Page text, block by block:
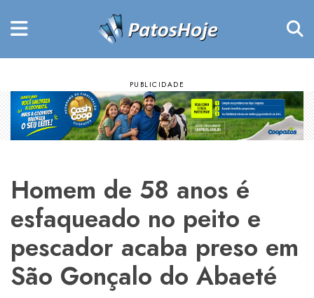
Homem de 58 anos é
esfaqueado no peito e
pescador acaba preso em
São Gonçalo do Abaeté